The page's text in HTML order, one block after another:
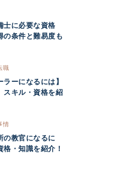
士に必要な資格
の条件と難易度も
職
ラーになるには】
スキル・資格を紹
情
の教官になるに
格・知識を紹介！